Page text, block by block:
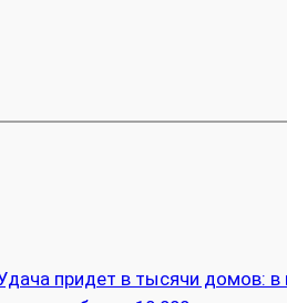
придет в тысячи домов: в